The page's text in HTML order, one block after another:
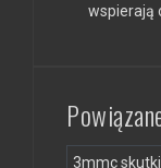
wspierają
3mmc